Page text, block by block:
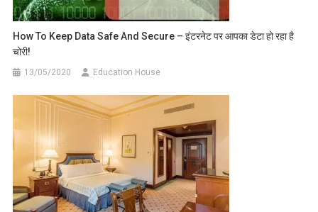
How To Keep Data Safe And Secure – इंटरनेट पर आपका डेटा हो रहा है
चोरी!
13/05/2020 Education House